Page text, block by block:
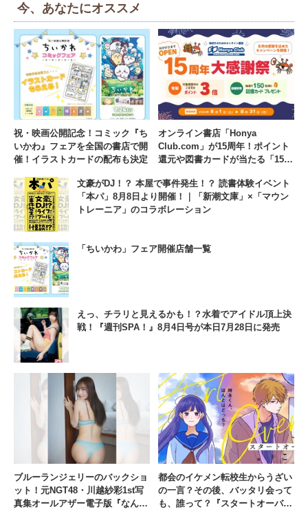
今、あなたにオススメ
祝・映画公開記念！コミック『ち
いかわ』フェアを全国の書店で開
催！イラストカードの配布も決定
オンライン書店「Honya
Club.com」が15周年！ポイント
還元や図書カードが当たる「15周
間開催
文豪がDJ！？ 本屋で事件発生！？ 読書体験イベント
「本パ」8月8日より開催！｜「新潮文庫」×「マウン
トレーニア」のコラボレーション
「ちいかわ」フェア開催店舗一覧
えっ、チラリと見えるかも！？水着でアイドル頂上決
戦！『週刊SPA！』8月4日号が本日7月28日に発売
ブルーランジェリーのバックショ
ット！元NGT48・川越紗彩1st写
真集オールアザー電子版『なんと
都会のイケメン転校生からうざい
の一言？その後、バッタリ会って
も、誰って？『スタートオーバ